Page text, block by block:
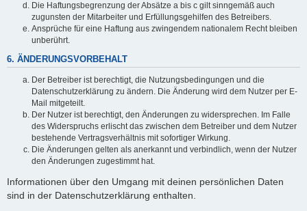
Die Haftungsbegrenzung der Absätze a bis c gilt sinngemäß auch
zugunsten der Mitarbeiter und Erfüllungsgehilfen des Betreibers.
Ansprüche für eine Haftung aus zwingendem nationalem Recht bleiben
unberührt.
6. ÄNDERUNGSVORBEHALT
Der Betreiber ist berechtigt, die Nutzungsbedingungen und die
Datenschutzerklärung zu ändern. Die Änderung wird dem Nutzer per E-
Mail mitgeteilt.
Der Nutzer ist berechtigt, den Änderungen zu widersprechen. Im Falle
des Widerspruchs erlischt das zwischen dem Betreiber und dem Nutzer
bestehende Vertragsverhältnis mit sofortiger Wirkung.
Die Änderungen gelten als anerkannt und verbindlich, wenn der Nutzer
den Änderungen zugestimmt hat.
Informationen über den Umgang mit deinen persönlichen Daten
sind in der Datenschutzerklärung enthalten.